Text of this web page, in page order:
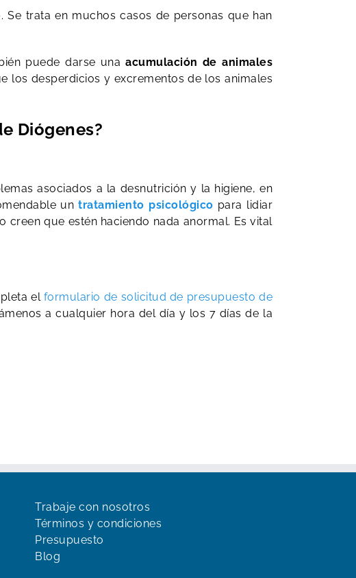
Se trata en muchos casos de personas que han
puede darse unaacumulación de animales
los desperdicios y excrementos de los animales
Diógenes?
asociados a la desnutrición y la higiene, en
untratamiento psicológico para lidiar
que estén haciendo nada anormal. Es vital
el formulario de solicitud de presupuesto de
a cualquier hora del día y los 7 días de la
Trabaje con nosotros
Términos y condiciones
Presupuesto
Blog